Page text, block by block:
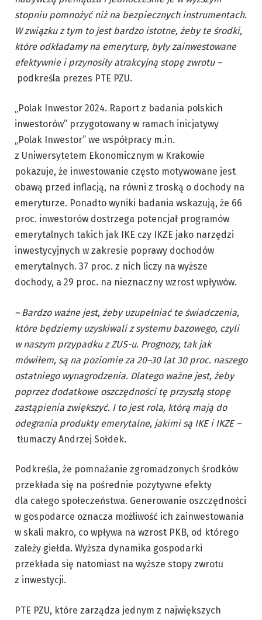
stopniu pomnożyć niż na bezpiecznych instrumentach.
W związku z tym to jest bardzo istotne, żeby te środki,
które odkładamy na emeryturę, były zainwestowane
efektywnie i przynosiły atrakcyjną stopę zwrotu –
podkreśla prezes PTE PZU.
„Polak Inwestor 2024. Raport z badania polskich
inwestorów” przygotowany w ramach inicjatywy
„Polak Inwestor” we współpracy m.in.
z Uniwersytetem Ekonomicznym w Krakowie
pokazuje, że inwestowanie często motywowane jest
obawą przed inflacją, na równi z troską o dochody na
emeryturze. Ponadto wyniki badania wskazują, że 66
proc. inwestorów dostrzega potencjał programów
emerytalnych takich jak IKE czy IKZE jako narzędzi
inwestycyjnych w zakresie poprawy dochodów
emerytalnych. 37 proc. z nich liczy na wyższe
dochody, a 29 proc. na nieznaczny wzrost wpływów.
– Bardzo ważne jest, żeby uzupełniać te świadczenia,
które będziemy uzyskiwali z systemu bazowego, czyli
w naszym przypadku z ZUS-u. Prognozy, tak jak
mówiłem, są na poziomie za 20–30 lat 30 proc. naszego
ostatniego wynagrodzenia. Dlatego ważne jest, żeby
poprzez dodatkowe oszczędności tę przyszłą stopę
zastąpienia zwiększyć. I to jest rola, którą mają do
odegrania produkty emerytalne, jakimi są IKE i IKZE –
tłumaczy Andrzej Sołdek.
Podkreśla, że pomnażanie zgromadzonych środków
przekłada się na pośrednie pozytywne efekty
dla całego społeczeństwa. Generowanie oszczędności
w gospodarce oznacza możliwość ich zainwestowania
w skali makro, co wpływa na wzrost PKB, od którego
zależy giełda. Wyższa dynamika gospodarki
przekłada się natomiast na wyższe stopy zwrotu
z inwestycji.
PTE PZU, które zarządza jednym z największych